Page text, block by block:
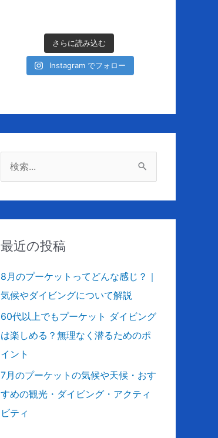
さらに読み込む
Instagram でフォロー
:最近の投稿
8月のプーケットってどんな感じ？｜
気候やダイビングについて解説
60代以上でもプーケット ダイビング
は楽しめる？無理なく潜るためのポ
イント
7月のプーケットの気候や天候・おす
すめの観光・ダイビング・アクティ
ビティ